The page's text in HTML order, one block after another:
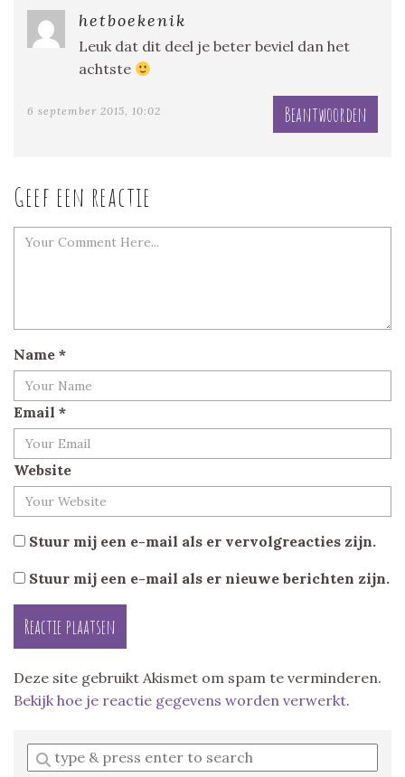
hetboekenik
Leuk dat dit deel je beter beviel dan het
achtste
6 september 2015, 10:02 Beantwoorden
Geef een reactie
Name *
Email *
Website
Stuur mij een e-mail als er vervolgreacties zijn.
Stuur mij een e-mail als er nieuwe berichten zijn.
Deze site gebruikt Akismet om spam te verminderen.
Bekijk hoe je reactie gegevens worden verwerkt.
Enter